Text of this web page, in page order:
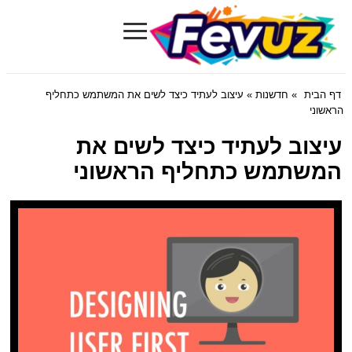
Fevuz.com
≡
דף הבית » חדשנות » עיצוב לעתיד כיצד לשים את המשתמש כתחליף
הראשוני
עיצוב לעתיד כיצד לשים את
המשתמש כתחליף הראשוני